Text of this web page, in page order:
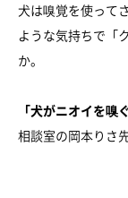
犬は嗅覚を使って
ような気持ちで「
か。
「犬がニオイを嗅
相談室の岡本りさ